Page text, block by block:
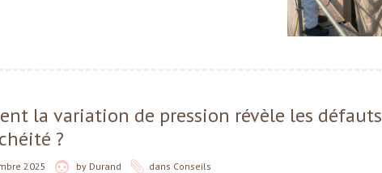
la variation de pression révèle les défauts
?
2025 by Durand dans Conseils